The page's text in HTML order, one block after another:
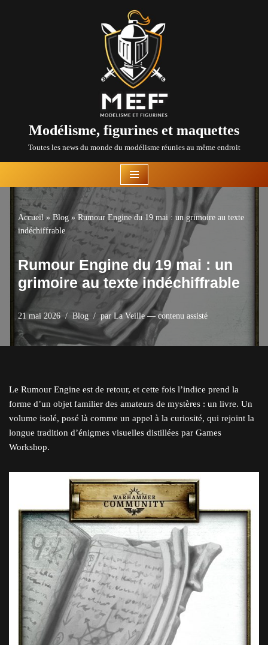
Modélisme, figurines et maquettes
Toutes les news du monde du modélisme réunies au même endroit
Accueil» Blog »Rumour Engine du 19 mai : un grimoire au texte
indéchiffrable
Rumour Engine du 19 mai : un
grimoire au texte indéchiffrable
21 mai 2026 Blog parLa Veille — contenu assisté
Le Rumour Engine est de retour, et cette fois l’indice prend la
forme d’un objet familier des amateurs de mystères : un livre. Un
volume isolé, posé là comme un appel à la curiosité, qui rejoint la
longue tradition d’énigmes visuelles distillées par Games
Workshop.